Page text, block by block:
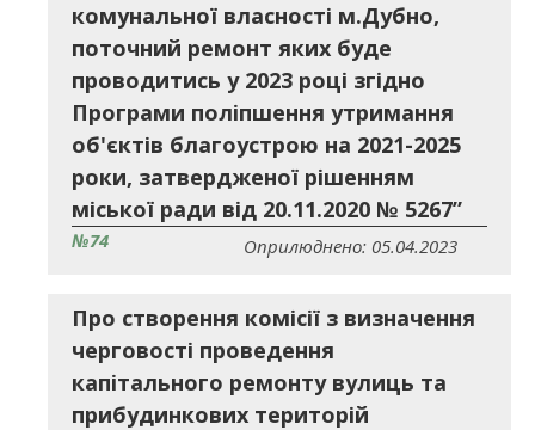
комунальної власності м.Дубно,
поточний ремонт яких буде
проводитись у 2023 році згідно
Програми поліпшення утримання
об'єктів благоустрою на 2021-2025
роки, затвердженої рішенням
міської ради від 20.11.2020 № 5267”
№74 Оприлюднено: 05.04.2023
Про створення комісії з визначення
черговості проведення
капітального ремонту вулиць та
прибудинкових територій